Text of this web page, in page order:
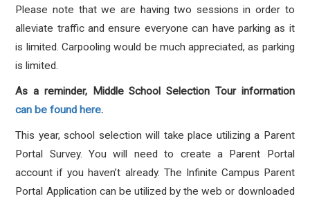
Please note that we are having two sessions in order to
alleviate traffic and ensure everyone can have parking as it
is limited. Carpooling would be much appreciated, as parking
is limited.
As a reminder, Middle School Selection Tour information
can be found here.
This year, school selection will take place utilizing a Parent
Portal Survey. You will need to create a Parent Portal
account if you haven’t already. The Infinite Campus Parent
Portal Application can be utilized by the web or downloaded